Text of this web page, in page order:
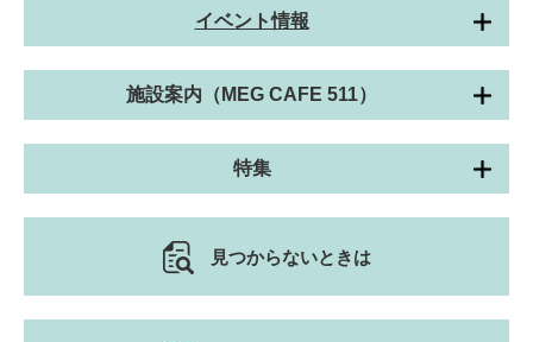
イベント情報
施設案内（MEG CAFE 511）
特集
見つからないときは